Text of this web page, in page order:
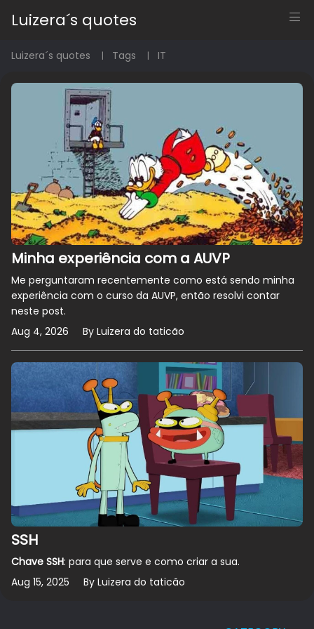
Luizera´s quotes
Luizera´s quotes Tags IT
Minha experiência com a AUVP
Me perguntaram recentemente como está sendo minha
experiência com o curso da AUVP, então resolvi contar
neste post.
Aug 4, 2026
By Luizera do taticão
SSH
Chave SSH: para que serve e como criar a sua.
Aug 15, 2025
By Luizera do taticão